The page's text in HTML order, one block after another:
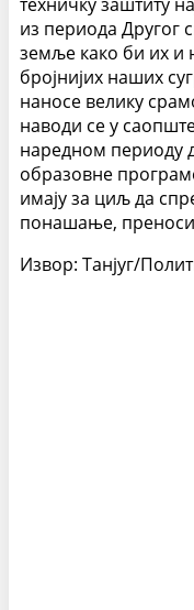
из периода Другог
земље како би их и
бројнијих наших
наносе велику
наводи се у
наредном периоду
образовне
имају за циљ да
понашање, преноси
Извор: Танјуг/